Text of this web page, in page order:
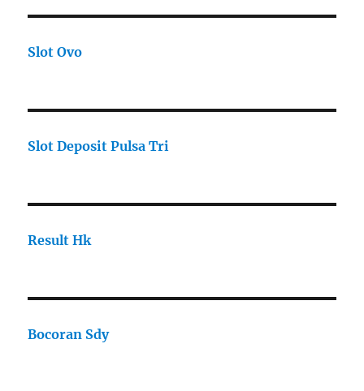
Slot Ovo
Slot Deposit Pulsa Tri
Result Hk
Bocoran Sdy